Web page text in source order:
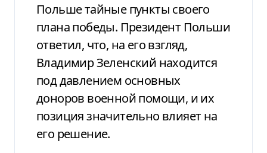
Польше тайные пункты своего
плана победы. Президент Польши
ответил, что, на его взгляд,
Владимир Зеленский находится
под давлением основных
доноров военной помощи, и их
позиция значительно влияет на
его решение.